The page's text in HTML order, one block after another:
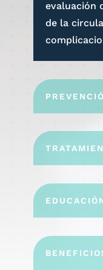
evaluación
de la